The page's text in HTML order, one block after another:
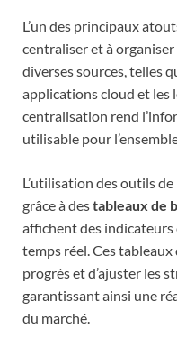
L’un des principaux
centraliser et à
diverses sources, telles
applications cloud et les
centralisation rend
utilisable pour
L’utilisation des outils
grâce à destableaux de
affichent des indicateurs
temps réel. Ces
progrès et d’ajuster les
garantissant ainsi une
du marché.